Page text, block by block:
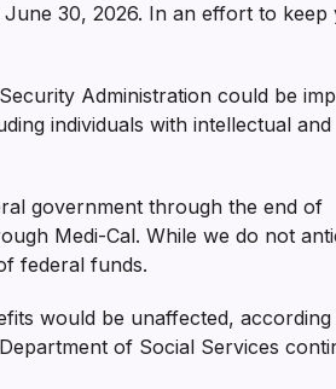
30, 2026. In an effort to keep
Administration could be
individuals with intellectual and
government through the end of
Medi-Cal. While we do not
federal funds.
would be unaffected, according
of Social Services